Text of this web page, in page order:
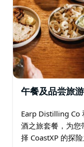
尔这座城市，同时
物在其自然环境中
午餐及品尝旅
Earp Distilling Co
酒之旅套餐，为您
择 CoastXP 的探